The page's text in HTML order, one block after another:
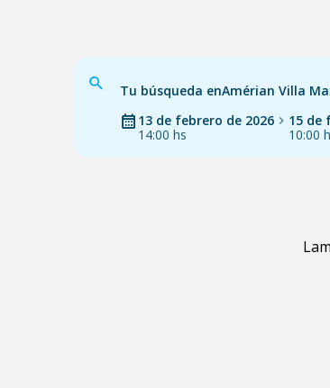
Tu búsqueda enAmérian Villa
13 de febrero de 2026
14:00 hs
15 de
10:00